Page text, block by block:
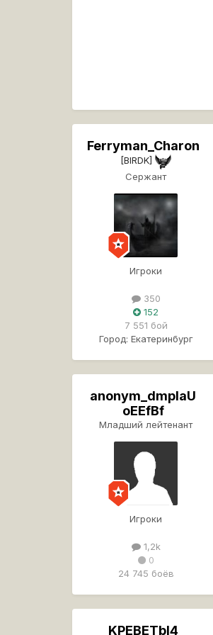
Ferryman_Charon
[BIRDK]
Сержант
Игроки
350
152
7 551 бой
Город: Екатеринбург
anonym_dmpIaU
oEEfBf
Младший лейтенант
Игроки
1,2k
0
24 745 боёв
KPEBETbI4